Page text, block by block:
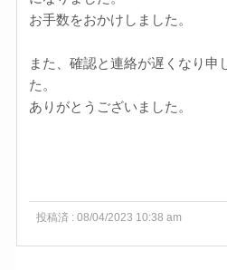
お手数をおかけしました。
また、確認と連絡が遅くなり申
た。
ありがとうございました。
投稿済 : 08/04/2023 10:38 am